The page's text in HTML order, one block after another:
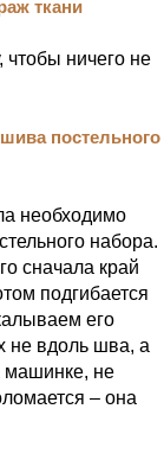
чтобы ничего не
необходимо
набора.
сначала край
подгибается
его
не вдоль шва, а
машинке, не
– она